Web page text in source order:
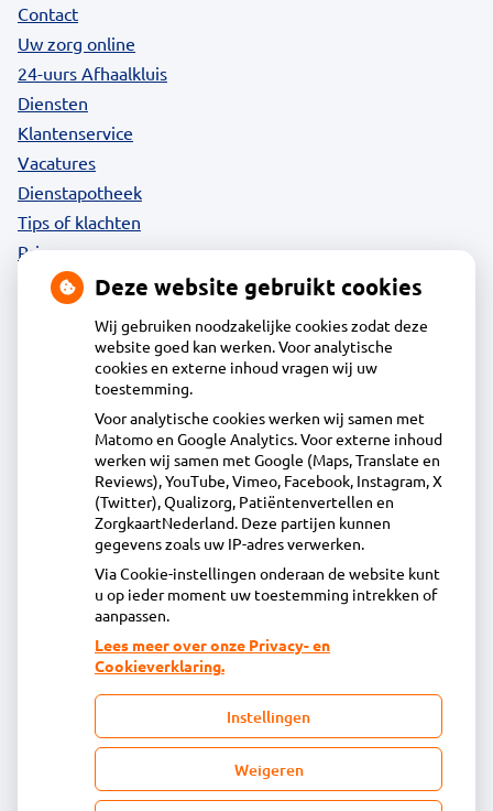
Contact
Uw zorg online
24-uurs Afhaalkluis
Diensten
Klantenservice
Vacatures
Dienstapotheek
Tips of klachten
Privacy
Acdapha Apotheek Huiswaard
Tochtwaard 5, 1824EZ Alkmaar
072-5628844
info@apotheekhuiswaard.nl
Inschrijven
Centrale administratie
Heeft u vragen of opmerkingen over uw
toegestuurde rekening van de apotheek?
declaratie@acdaphagroep.nl
Deze website gebruikt cookies
Wij gebruiken noodzakelijke cookies zodat deze
website goed kan werken. Voor analytische
cookies en externe inhoud vragen wij uw
toestemming.
Voor analytische cookies werken wij samen met
Matomo en Google Analytics. Voor externe inhoud
werken wij samen met Google (Maps, Translate en
Reviews), YouTube, Vimeo, Facebook, Instagram, X
(Twitter), Qualizorg, Patiëntenvertellen en
ZorgkaartNederland. Deze partijen kunnen
gegevens zoals uw IP-adres verwerken.
Via Cookie-instellingen onderaan de website kunt
u op ieder moment uw toestemming intrekken of
aanpassen.
Lees meer over onze Privacy- en
Cookieverklaring.
Instellingen
Weigeren